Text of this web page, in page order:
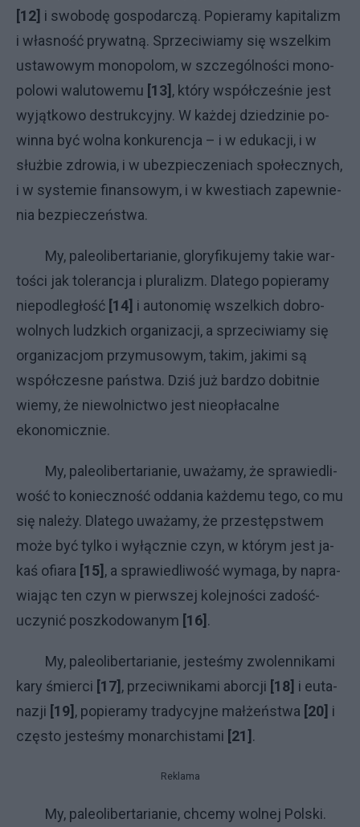
[12] i swo­bo­dę go­spo­dar­czą. Po­pie­ra­my ka­pi­ta­li­zm
i wła­sno­ść pry­wat­ną. Sprze­ci­wia­my się wszel­kim
usta­wo­wym mo­no­po­lom, w szcze­gól­no­ści mo­no­
po­lo­wi wa­lu­to­we­mu [13] , któ­ry współ­cze­śnie je­st
wy­jąt­ko­wo de­struk­cyj­ny. W każ­dej dzie­dzi­nie po­
win­na być wol­na kon­ku­ren­cja – i w edu­ka­cji, i w
służ­bie zdro­wia, i w ubez­pie­cze­nia­ch spo­łecz­ny­ch,
i w sys­te­mie fi­nan­so­wym, i w kwe­stia­ch za­pew­nie­
nia bez­pie­czeń­stwa.
My, pa­le­oli­ber­ta­ria­nie, glo­ry­fi­ku­je­my ta­kie war­
to­ści jak to­le­ran­cja i plu­ra­li­zm. Dla­te­go po­pie­ra­my
nie­pod­le­gło­ść [14] i au­to­no­mię wszel­ki­ch do­bro­
wol­ny­ch ludz­ki­ch or­ga­ni­za­cji, a sprze­ci­wia­my się
or­ga­ni­za­cjom przy­mu­so­wym, ta­kim, ja­ki­mi są
współ­cze­sne pań­stwa. Dziś już bar­dzo do­bit­nie
wie­my, że nie­wol­nic­two je­st nie­opła­cal­ne
ekonomicznie.
My, pa­le­oli­ber­ta­ria­nie, uwa­ża­my, że spra­wie­dli­
wo­ść to ko­niecz­no­ść od­da­nia każ­de­mu te­go, co mu
się na­le­ży. Dla­te­go uwa­ża­my, że prze­stęp­stwem
mo­że być tyl­ko i wy­łącz­nie czyn, w któ­rym je­st ja­
kaś ofia­ra [15] , a spra­wie­dli­wo­ść wy­ma­ga, by na­pra­
wia­jąc ten czyn w pierw­szej ko­lej­no­ści za­dość­
uczy­nić po­szko­do­wa­nym [16] .
My, pa­le­oli­ber­ta­ria­nie, je­ste­śmy zwo­len­ni­ka­mi
ka­ry śmier­ci [17] , prze­ciw­ni­ka­mi abor­cji [18] i eu­ta­
na­zji [19] , po­pie­ra­my tra­dy­cyj­ne mał­żeń­stwa [20] i
czę­sto je­ste­śmy mo­nar­chi­sta­mi [21] .
Reklama
My, pa­le­oli­ber­ta­ria­nie, chce­my wol­nej Pol­ski.